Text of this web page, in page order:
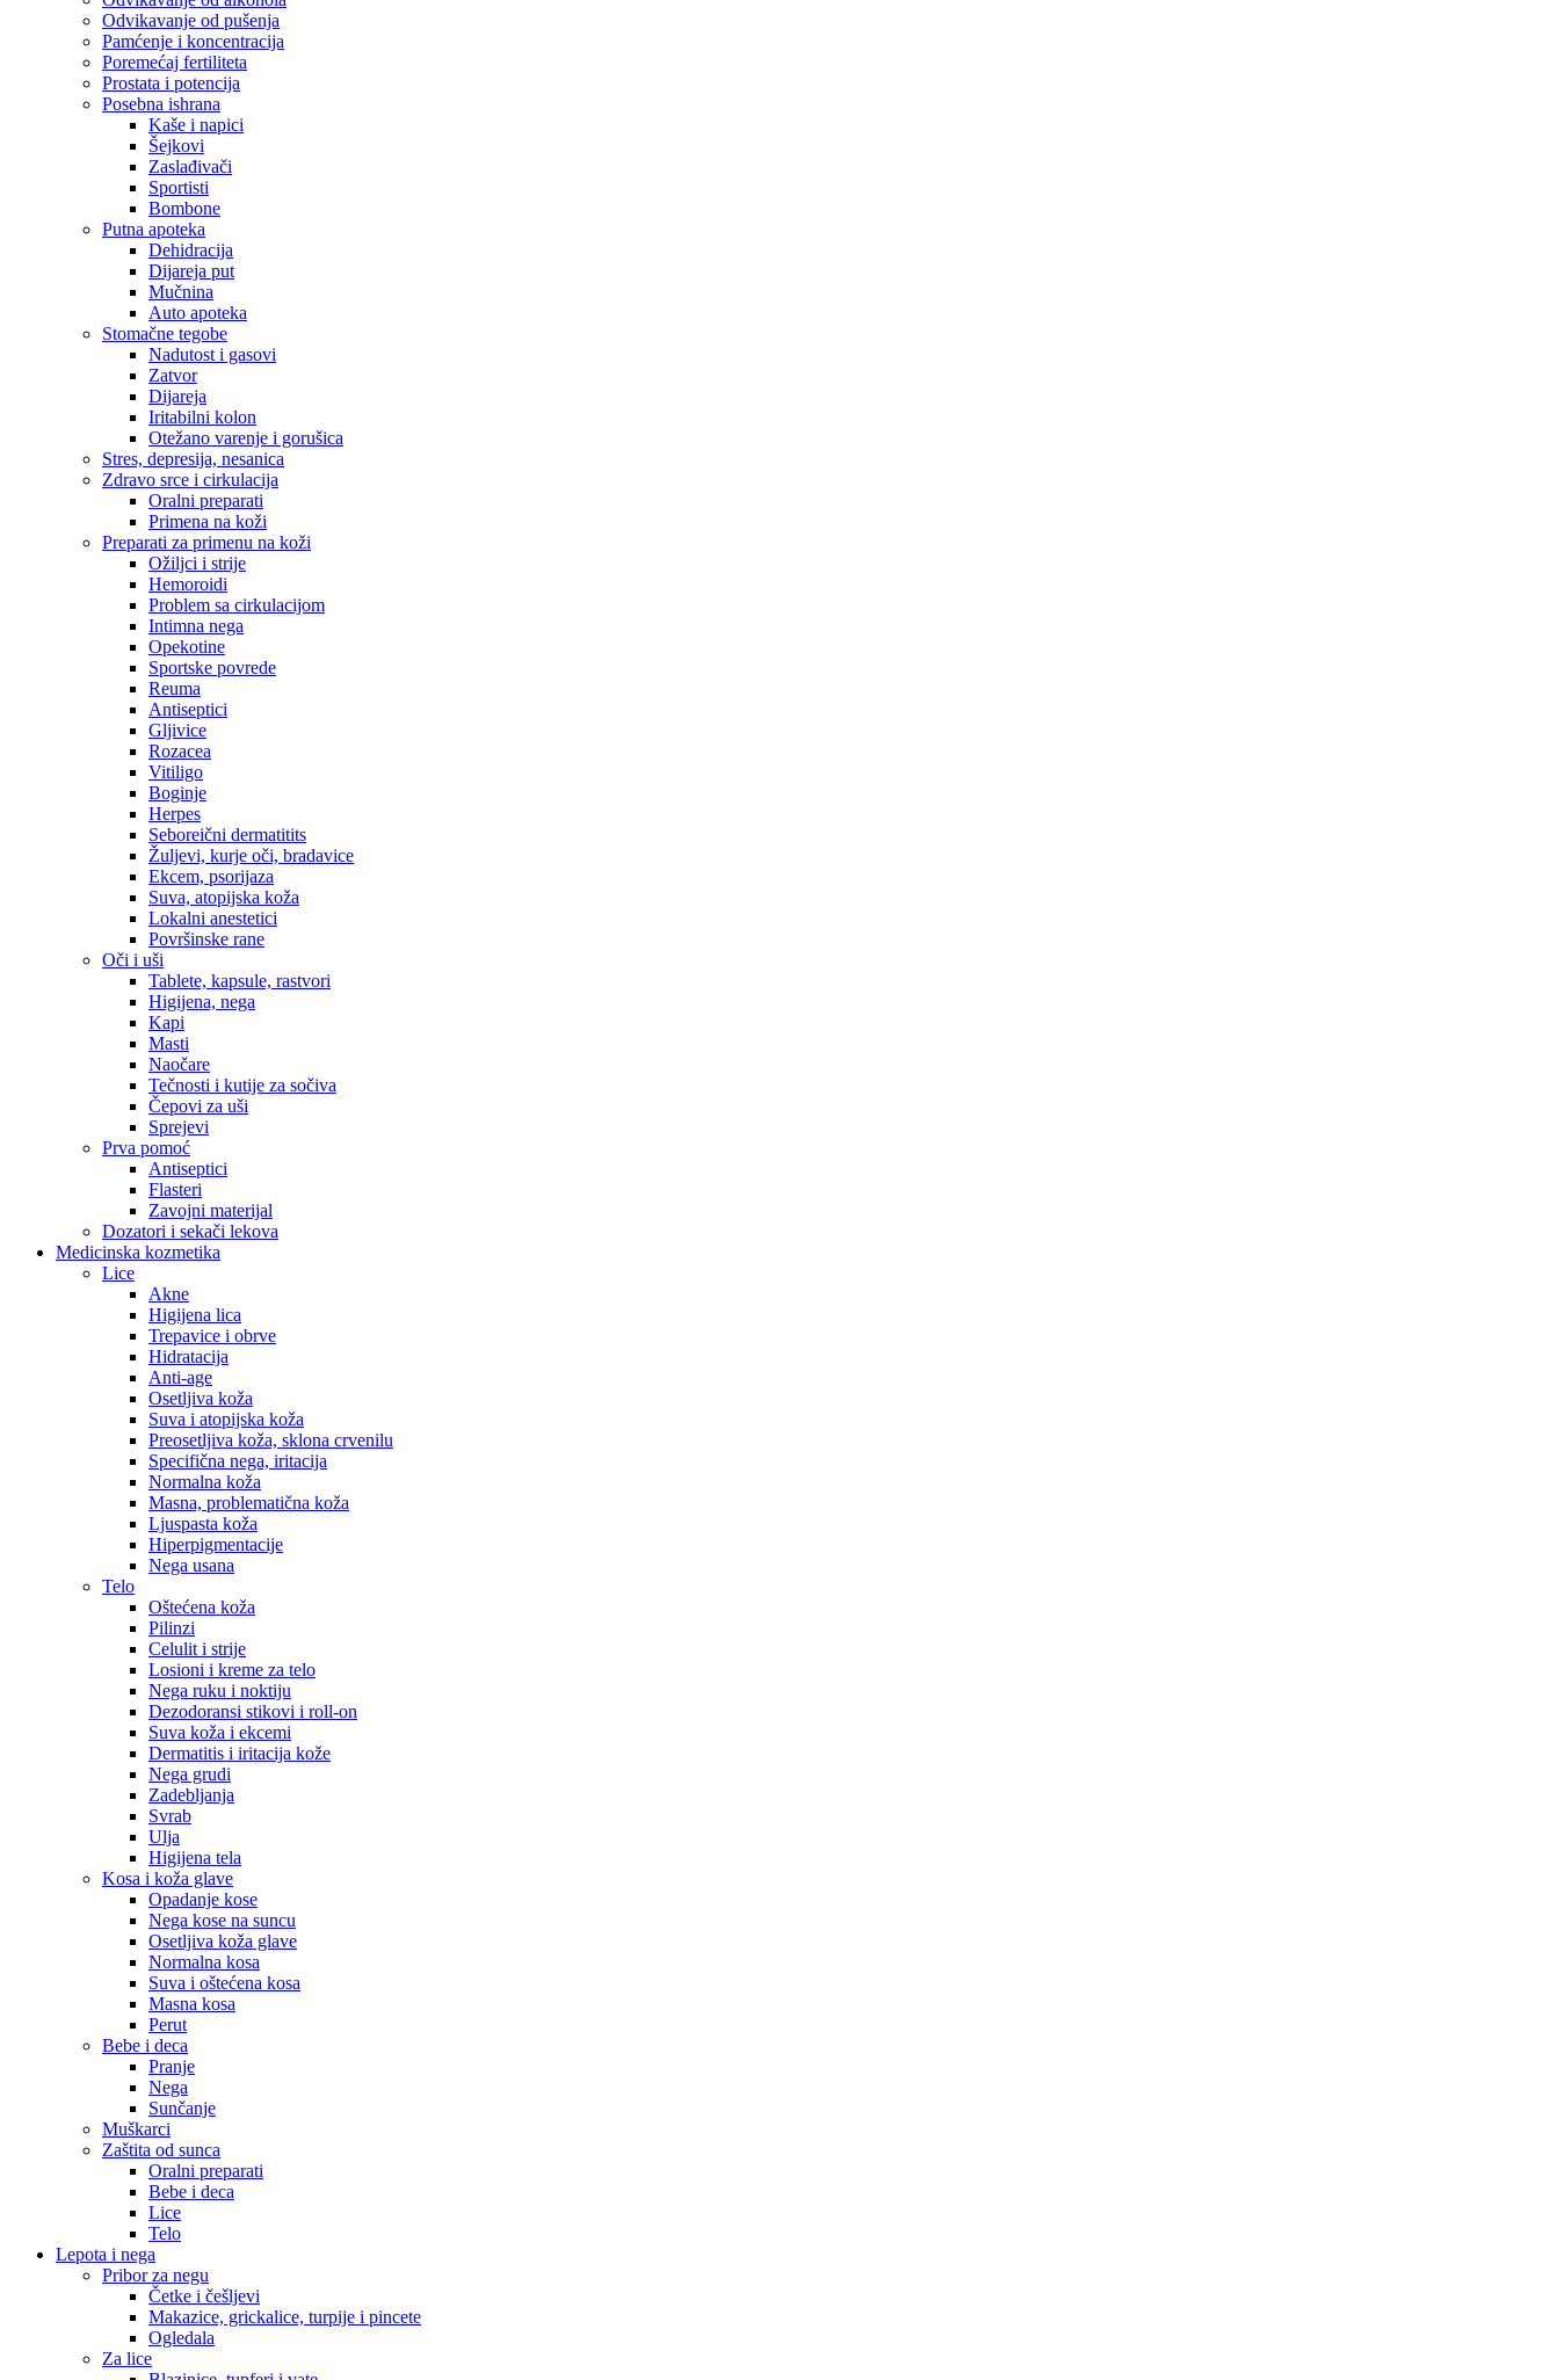
Odvikavanje od pušenja
Pamćenje i koncentracija
Poremećaj fertiliteta
Prostata i potencija
Posebna ishrana
Kaše i napici
Šejkovi
Zaslađivači
Sportisti
Bombone
Putna apoteka
Dehidracija
Dijareja put
Mučnina
Auto apoteka
Stomačne tegobe
Nadutost i gasovi
Zatvor
Dijareja
Iritabilni kolon
Otežano varenje i gorušica
Stres, depresija, nesanica
Zdravo srce i cirkulacija
Oralni preparati
Primena na koži
Preparati za primenu na koži
Ožiljci i strije
Hemoroidi
Problem sa cirkulacijom
Intimna nega
Opekotine
Sportske povrede
Reuma
Antiseptici
Gljivice
Rozacea
Vitiligo
Boginje
Herpes
Seboreični dermatitits
Žuljevi, kurje oči, bradavice
Ekcem, psorijaza
Suva, atopijska koža
Lokalni anestetici
Površinske rane
Oči i uši
Tablete, kapsule, rastvori
Higijena, nega
Kapi
Masti
Naočare
Tečnosti i kutije za sočiva
Čepovi za uši
Sprejevi
Prva pomoć
Antiseptici
Flasteri
Zavojni materijal
Dozatori i sekači lekova
Medicinska kozmetika
Lice
Akne
Higijena lica
Trepavice i obrve
Hidratacija
Anti-age
Osetljiva koža
Suva i atopijska koža
Preosetljiva koža, sklona crvenilu
Specifična nega, iritacija
Normalna koža
Masna, problematična koža
Ljuspasta koža
Hiperpigmentacije
Nega usana
Telo
Oštećena koža
Pilinzi
Celulit i strije
Losioni i kreme za telo
Nega ruku i noktiju
Dezodoransi stikovi i roll-on
Suva koža i ekcemi
Dermatitis i iritacija kože
Nega grudi
Zadebljanja
Svrab
Ulja
Higijena tela
Kosa i koža glave
Opadanje kose
Nega kose na suncu
Osetljiva koža glave
Normalna kosa
Suva i oštećena kosa
Masna kosa
Perut
Bebe i deca
Pranje
Nega
Sunčanje
Muškarci
Zaštita od sunca
Oralni preparati
Bebe i deca
Lice
Telo
Lepota i nega
Pribor za negu
Četke i češljevi
Makazice, grickalice, turpije i pincete
Ogledala
Za lice